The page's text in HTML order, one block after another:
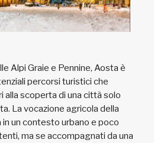
Alpi Graie e Pennine, Aosta è
percorsi turistici che
alla scoperta di una città solo
La vocazione agricola della
un contesto urbano e poco
ma se accompagnati da una